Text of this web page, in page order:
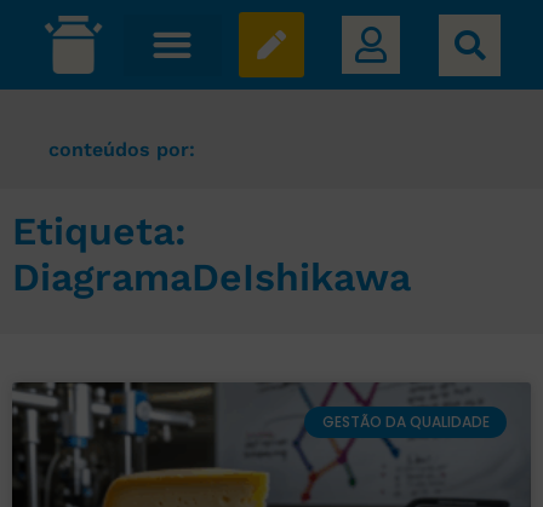
conteúdos por:
Etiqueta:
DiagramaDeIshikawa
GESTÃO DA QUALIDADE